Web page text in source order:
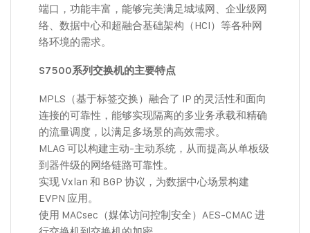
端口，功能丰富，能够完美满足城域网、企业级网
络、数据中心和超融合基础架构（HCI）等各种网
络环境的需求。
S7500系列交换机的主要特点
MPLS（基于标签交换）融合了 IP 的灵活性和面向
连接的可靠性，能够实现隔离的多业务承载和精确
的流量调度，以满足多场景的高效需求。
MLAG 可以构建主动-主动系统，从而提高从单板级
到器件级的网络链路可靠性。
实现 Vxlan 和 BGP 协议，为数据中心场景构建
EVPN 应用。
使用 MACsec（媒体访问控制安全）AES-CMAC 进